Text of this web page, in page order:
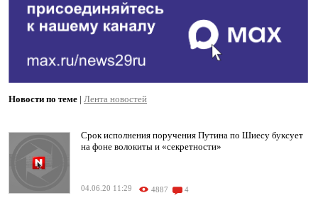
Новости по теме | Лента новостей
Срок исполнения поручения Путина по Шиесу буксует
на фоне волокиты и «секретности»
04.06.20 11:29 4887 4